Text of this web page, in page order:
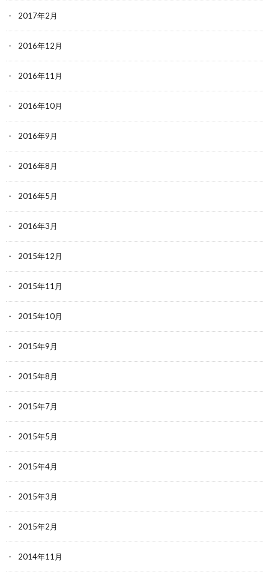
2017年2月
2016年12月
2016年11月
2016年10月
2016年9月
2016年8月
2016年5月
2016年3月
2015年12月
2015年11月
2015年10月
2015年9月
2015年8月
2015年7月
2015年5月
2015年4月
2015年3月
2015年2月
2014年11月